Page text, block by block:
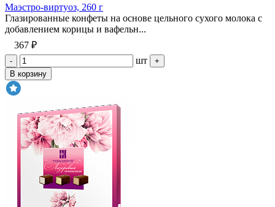
Маэстро-виртуоз, 260 г
Глазированные конфеты на основе цельного сухого молока с
добавлением корицы и вафельн...
367 ₽
- шт
+
В корзину